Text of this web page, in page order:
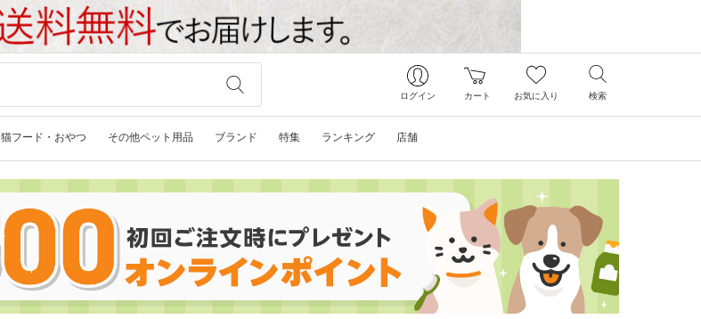
ログイン カート お気に入り 検索
猫フード・おやつ その他ペット用品 ブランド 特集 ランキング 店舗